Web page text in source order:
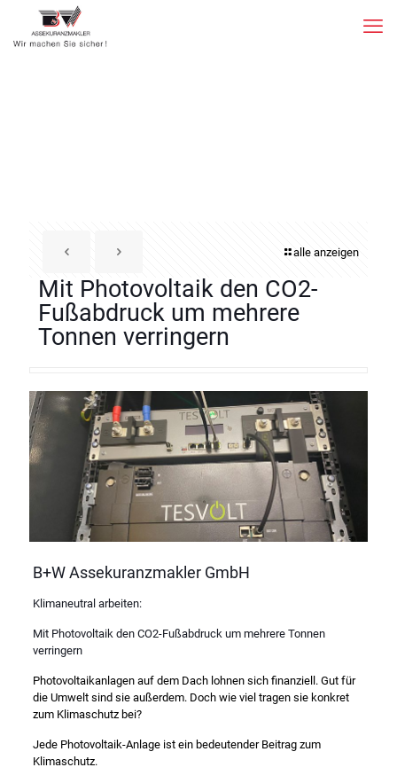
alle anzeigen
Mit Photovoltaik den CO2-
Fußabdruck um mehrere
Tonnen verringern
B+W Assekuranzmakler GmbH
Klimaneutral arbeiten:
Mit Photovoltaik den CO2-Fußabdruck um mehrere Tonnen
verringern
Photovoltaikanlagen auf dem Dach lohnen sich finanziell. Gut für
die Umwelt sind sie außerdem. Doch wie viel tragen sie konkret
zum Klimaschutz bei?
Jede Photovoltaik-Anlage ist ein bedeutender Beitrag zum
Klimaschutz.